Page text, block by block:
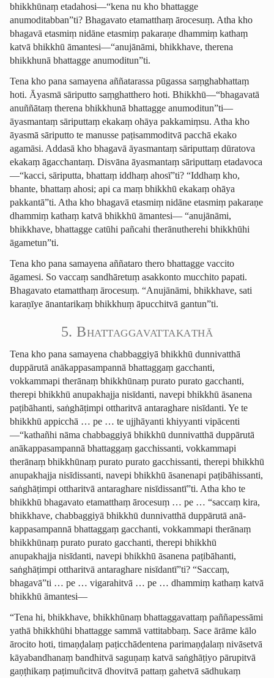
bhikkhūnaṃ etadahosi—“kena nu kho bhattagge
anumoditabban”ti? Bhagavato etamatthaṃ ārocesuṃ. Atha kho
bhagavā etasmiṃ nidāne etasmiṃ pakaraṇe dhammiṃ kathaṃ
katvā bhikkhū āmantesi—“anujānāmi, bhikkhave, therena
bhikkhunā bhattagge anumoditun”ti.
Tena kho pana samayena aññatarassa pūgassa saṃghabhattaṃ
hoti. Āyasmā sāriputto saṃghatthero hoti. Bhikkhū—“bhagavatā
anuññātaṃ therena bhikkhunā bhattagge anumoditun”ti—
āyasmantaṃ sāriputtaṃ ekakaṃ ohāya pakkamiṃsu. Atha kho
āyasmā sāriputto te manusse paṭisammoditvā pacchā ekako
agamāsi. Addasā kho bhagavā āyasmantaṃ sāriputtaṃ dūratova
ekakaṃ āgacchantaṃ. Disvāna āyasmantaṃ sāriputtaṃ etadavoca
—“kacci, sāriputta, bhattaṃ iddhaṃ ahosī”ti? “Iddhaṃ kho,
bhante, bhattaṃ ahosi; api ca maṃ bhikkhū ekakaṃ ohāya
pakkantā”ti. Atha kho bhagavā etasmiṃ nidāne etasmiṃ pakaraṇe
dhammiṃ kathaṃ katvā bhikkhū āmantesi— “anujānāmi,
bhikkhave, bhattagge catūhi pañcahi therānutherehi bhikkhūhi
āgametun”ti.
Tena kho pana samayena aññataro thero bhattagge vaccito
āgamesi. So vaccaṃ sandhāretuṃ asakkonto mucchito papati.
Bhagavato etamatthaṃ ārocesuṃ. “Anujānāmi, bhikkhave, sati
karaṇīye ānantarikaṃ bhikkhuṃ āpucchitvā gantun”ti.
5. Bhattag­ga­vatta­ka­thā
Tena kho pana samayena chabbaggiyā bhikkhū dunnivatthā
duppārutā anā­kappa­sam­pannā bhattaggaṃ gacchanti,
vokkammapi therānaṃ bhikkhūnaṃ purato purato gacchanti,
therepi bhikkhū anupakhajja nisīdanti, navepi bhikkhū āsanena
paṭibāhanti, saṅghāṭimpi ottharitvā antaraghare nisīdanti. Ye te
bhikkhū appicchā … pe … te ujjhāyanti khiyyanti vipācenti
—“kathañhi nāma chabbaggiyā bhikkhū dunnivatthā duppārutā
anā­kappa­sam­pannā bhattaggaṃ gacchissanti, vokkammapi
therānaṃ bhikkhūnaṃ purato purato gacchissanti, therepi bhikkhū
anupakhajja nisīdissanti, navepi bhikkhū āsanenapi paṭibāhissanti,
saṅghāṭimpi ottharitvā antaraghare nisīdissantī”ti. Atha kho te
bhikkhū bhagavato etamatthaṃ ārocesuṃ … pe … “saccaṃ kira,
bhikkhave, chabbaggiyā bhikkhū dunnivatthā duppārutā anā­
kappa­sam­pannā bhattaggaṃ gacchanti, vokkammapi therānaṃ
bhikkhūnaṃ purato purato gacchanti, therepi bhikkhū
anupakhajja nisīdanti, navepi bhikkhū āsanena paṭibāhanti,
saṅghāṭimpi ottharitvā antaraghare nisīdantī”ti? “Saccaṃ,
bhagavā”ti … pe … vigarahitvā … pe … dhammiṃ kathaṃ katvā
bhikkhū āmantesi—
“Tena hi, bhikkhave, bhikkhūnaṃ bhattag­ga­vattaṃ paññapessāmi
yathā bhikkhūhi bhattagge sammā vattitabbaṃ. Sace ārāme kālo
ārocito hoti, timaṇḍalaṃ paṭicchā­dentena parimaṇḍalaṃ nivāsetvā
kāyabandhanaṃ bandhitvā saguṇaṃ katvā saṅghāṭiyo pārupitvā
gaṇṭhikaṃ paṭimuñcitvā dhovitvā pattaṃ gahetvā sādhukaṃ